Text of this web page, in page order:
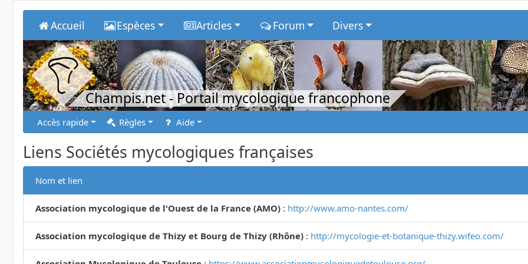
Accueil Espèces Articles Forum Divers
Champis.net- Portail mycologique francophone
Accès rapide Règles Aide
Liens Sociétés mycologiques françaises
Nom et lien
Association mycologique de l'Ouest de la France (AMO) : http://www.amo-nantes.com/
Association mycologique de Thizy et Bourg de Thizy (Rhône) : http://mycologie-et-botanique-thizy.wifeo.com/